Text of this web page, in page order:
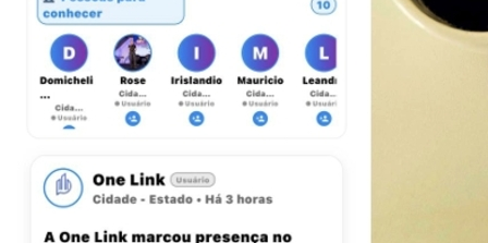
Fortaleza